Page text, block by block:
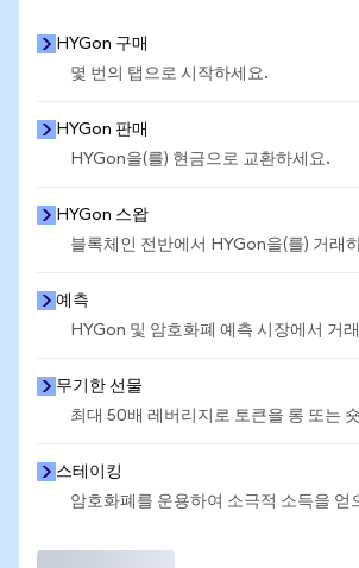
HYGon 구매
몇 번의 탭으로 시작하세요.
HYGon 판매
HYGon을(를) 현금으로 교환하세요.
HYGon 스왑
블록체인 전반에서 HYGon을(를) 거래
예측
HYGon 및 암호화폐 예측 시장에서 거
무기한 선물
최대 50배 레버리지로 토큰을 롱 또는
스테이킹
암호화폐를 운용하여 소극적 소득을 얻